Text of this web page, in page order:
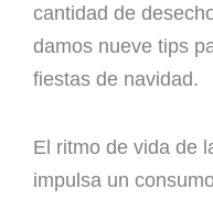
cantidad de
damos nueve tips
fiestas de navidad.
El ritmo de vida de
impulsa un